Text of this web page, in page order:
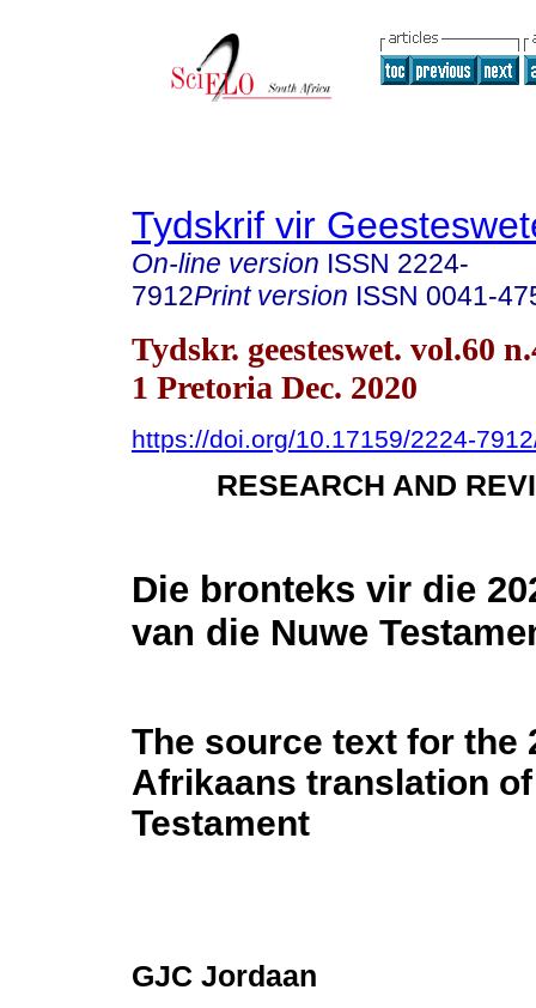
Tydskrif vir
On-line version ISSN 2224-
7912Print version ISSN 0041-
Tydskr. geesteswet. vol.60
1 Pretoria Dec. 2020
https://doi.org/10.17159/2224-
RESEARCH AND
Die bronteks vir die
van die Nuwe
The source text for the
Afrikaans translation
Testament
GJC Jordaan